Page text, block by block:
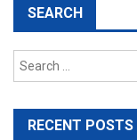
SEARCH
RECENT POSTS